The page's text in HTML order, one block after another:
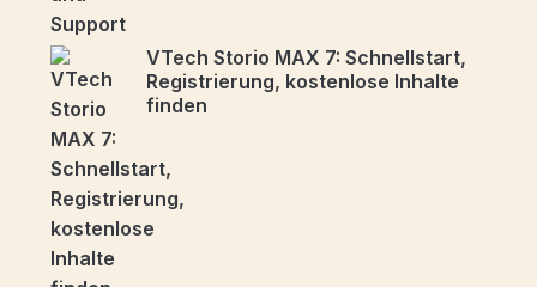
VTech Storio MAX 7: Schnellstart,
Registrierung, kostenlose Inhalte
finden